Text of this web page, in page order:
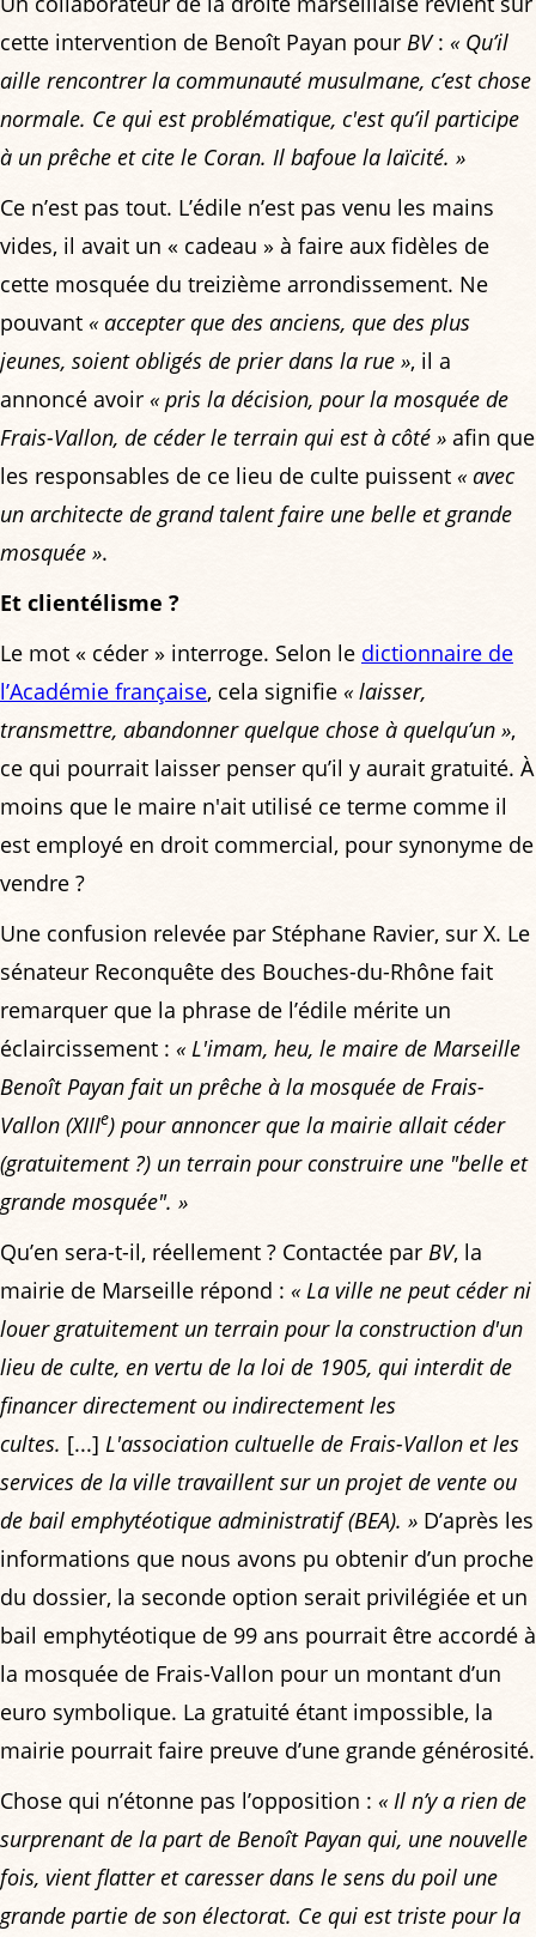
cette intervention de Benoît Payan pour BV: « Qu’il
aille rencontrer la communauté musulmane, c’est chose
normale. Ce qui est problématique, c'est qu’il participe
à un prêche et cite le Coran. Il bafoue la laïcité. »
Ce n’est pas tout. L’édile n’est pas venu les mains
vides, il avait un « cadeau » à faire aux fidèles de
cette mosquée du treizième arrondissement. Ne
pouvant « accepter que des anciens, que des plus
jeunes, soient obligés de prier dans la rue », il a
annoncé avoir « pris la décision, pour la mosquée de
Frais-Vallon, de céder le terrain qui est à côté » afin que
les responsables de ce lieu de culte puissent « avec
un architecte de grand talent faire une belle et grande
mosquée ».
Et clientélisme ?
Le mot « céder » interroge. Selon le dictionnaire de
l’Académie française, cela signifie « laisser,
transmettre, abandonner quelque chose à quelqu’un »,
ce qui pourrait laisser penser qu’il y aurait gratuité. À
moins que le maire n'ait utilisé ce terme comme il
est employé en droit commercial, pour synonyme de
vendre ?
Une confusion relevée par Stéphane Ravier, sur X. Le
sénateur Reconquête des Bouches-du-Rhône fait
remarquer que la phrase de l’édile mérite un
éclaircissement : « L'imam, heu, le maire de Marseille
Benoît Payan fait un prêche à la mosquée de Frais-
Vallon (XIIIe) pour annoncer que la mairie allait céder
(gratuitement ?) un terrain pour construire une "belle et
grande mosquée". »
Qu’en sera-t-il, réellement ? Contactée par BV, la
mairie de Marseille répond : « La ville ne peut céder ni
louer gratuitement un terrain pour la construction d'un
lieu de culte, en vertu de la loi de 1905, qui interdit de
financer directement ou indirectement les
cultes. [...] L'association cultuelle de Frais-Vallon et les
services de la ville travaillent sur un projet de vente ou
de bail emphytéotique administratif (BEA). » D’après les
informations que nous avons pu obtenir d’un proche
du dossier, la seconde option serait privilégiée et un
bail emphytéotique de 99 ans pourrait être accordé à
la mosquée de Frais-Vallon pour un montant d’un
euro symbolique. La gratuité étant impossible, la
mairie pourrait faire preuve d’une grande générosité.
Chose qui n’étonne pas l’opposition : « Il n’y a rien de
surprenant de la part de Benoît Payan qui, une nouvelle
fois, vient flatter et caresser dans le sens du poil une
grande partie de son électorat. Ce qui est triste pour la